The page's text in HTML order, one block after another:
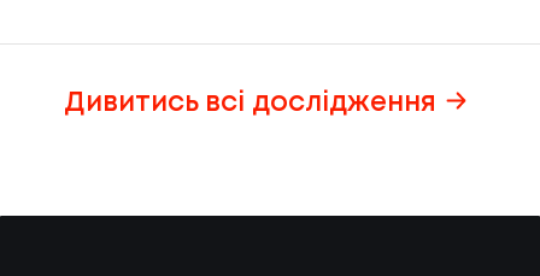
Дивитись всі дослідження